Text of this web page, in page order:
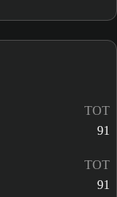
TOT
91
TOT
91